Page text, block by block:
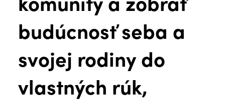
budúcnosť seba a
svojej rodiny do
vlastných rúk,